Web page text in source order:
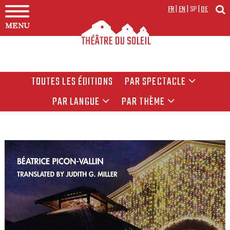
MENU
FR|EN|SP|DE
TOUTES LES ÉDITIONS
PAR SPECTACLE
PAR LANGUE
PAR THÈME